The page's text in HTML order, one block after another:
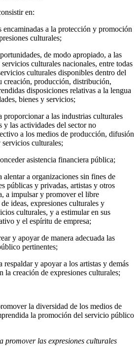
en:
encaminadas a la protección y promoción
culturales;
de modo apropiado, a las
culturales nacionales, entre todas
culturales disponibles dentro del
creación, producción, distribución,
disposiciones relativas a la lengua
bienes y servicios;
proporcionar a las industrias culturales
y las actividades del sector no
a los medios de producción, difusión
culturales;
asistencia financiera pública;
alentar a organizaciones sin fines de
públicas y privadas, artistas y otros
a impulsar y promover el libre
ideas, expresiones culturales y
culturales, y a estimular en sus
y el espíritu de empresa;
y apoyar de manera adecuada las
pertinentes;
respaldar y apoyar a los artistas y demás
la creación de expresiones culturales;
la diversidad de los medios de
la promoción del servicio público
promover las expresiones culturales